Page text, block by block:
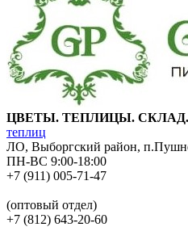
ЦВЕТЫ. ТЕПЛИЦЫ. СКЛАД.
теплиц
ЛО, Выборгский район,
ПН-ВС 9:00-18:00
+7 (911) 005-71-47
(оптовый отдел)
+7 (812) 643-20-60